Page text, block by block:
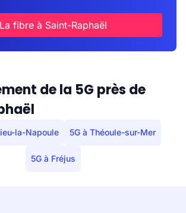
La fibre à Saint-Raphaël
de la 5G près de
la-Napoule 5G à Théoule-sur-Mer
5G à Fréjus